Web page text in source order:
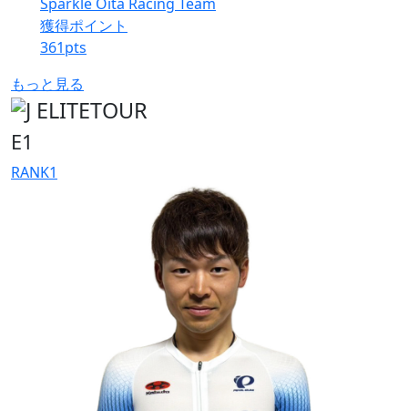
獲得ポイント
361pts
もっと見る
E1
RANK1